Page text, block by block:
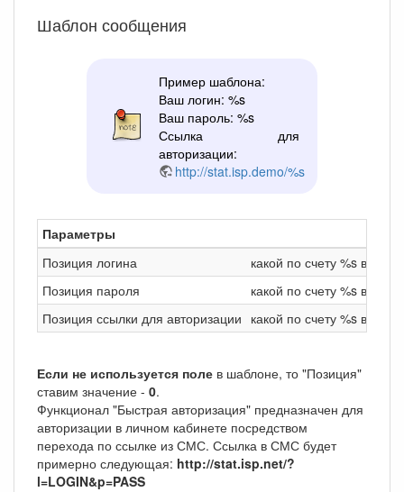
Шаблон сообщения
Пример шаблона:
Ваш логин: %s
Ваш пароль: %s
Ссылка для
авторизации:
http://stat.isp.demo/%s
Параметры
Позиция логина
какой по счету %s в
Позиция пароля
какой по счету %s в
Позиция ссылки для авторизации какой по счету %s в
Если не используется поле в шаблоне, то "Позиция"
ставим значение - 0.
Функционал "Быстрая авторизация" предназначен для
авторизации в личном кабинете посредством
перехода по ссылке из СМС. Ссылка в СМС будет
примерно следующая: http://stat.isp.net/?
l=LOGIN&p=PASS